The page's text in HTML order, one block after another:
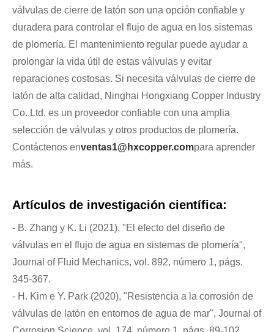
válvulas de cierre de latón son una opción confiable y
duradera para controlar el flujo de agua en los sistemas
de plomería. El mantenimiento regular puede ayudar a
prolongar la vida útil de estas válvulas y evitar
reparaciones costosas. Si necesita válvulas de cierre de
latón de alta calidad, Ninghai Hongxiang Copper Industry
Co.,Ltd. es un proveedor confiable con una amplia
selección de válvulas y otros productos de plomería.
Contáctenos enventas1@hxcopper.compara aprender
más.
Artículos de investigación científica:
- B. Zhang y K. Li (2021), "El efecto del diseño de
válvulas en el flujo de agua en sistemas de plomería",
Journal of Fluid Mechanics, vol. 892, número 1, págs.
345-367.
- H. Kim e Y. Park (2020), "Resistencia a la corrosión de
válvulas de latón en entornos de agua de mar", Journal of